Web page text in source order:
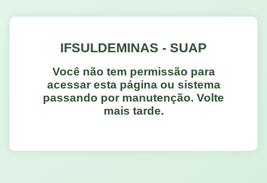
IFSULDEMINAS - SUAP
Você não tem permissão para
acessar esta página ou sistema
passando por manutenção. Volte
mais tarde.